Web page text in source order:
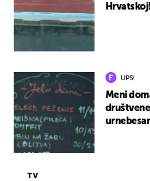
UPS!
Meni
društvene
TV